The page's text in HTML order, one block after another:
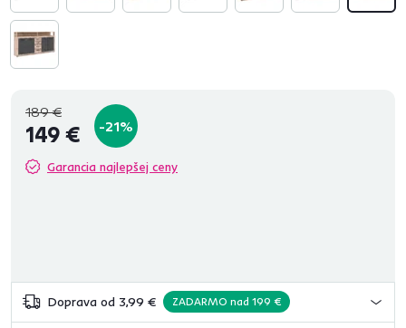
189 €
149 € -21%
Garancia najlepšej ceny
Doprava od 3,99 € ZADARMO nad 199 €